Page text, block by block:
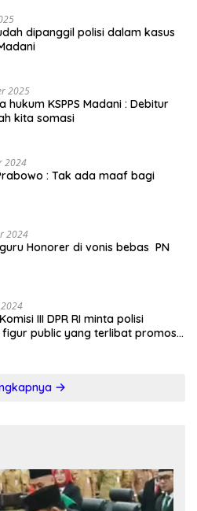
dipanggil polisi dalam kasus
2025
hukum KSPPS Madani : Debitur
kita somasi
2024
: Tak ada maaf bagi
2024
Honorer di vonis bebas PN
III DPR RI minta polisi
figur public yang terlibat promosi